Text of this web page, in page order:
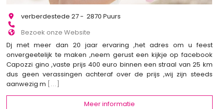
verberdestede 27 - 2870 Puurs
Bezoek onze Website
Dj met meer dan 20 jaar ervaring ,het adres om u feest
onvergeetelijk te maken ,neem gerust een kijkje op facebook
Capozzi gino ,vaste prijs 400 euro binnen een straal van 25 km
dus geen verassingen achteraf over de prijs ,wij zijn steeds
aanwezig m
[...]
Meer informatie